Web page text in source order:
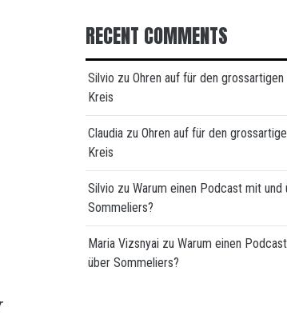
RECENT COMMENTS
Silvio zu Ohren auf für den grossartigen
Kreis
Claudia zu Ohren auf für den
Kreis
Silvio zu Warum einen Podcast mit und
Sommeliers?
Maria Vizsnyai zu Warum einen
über Sommeliers?